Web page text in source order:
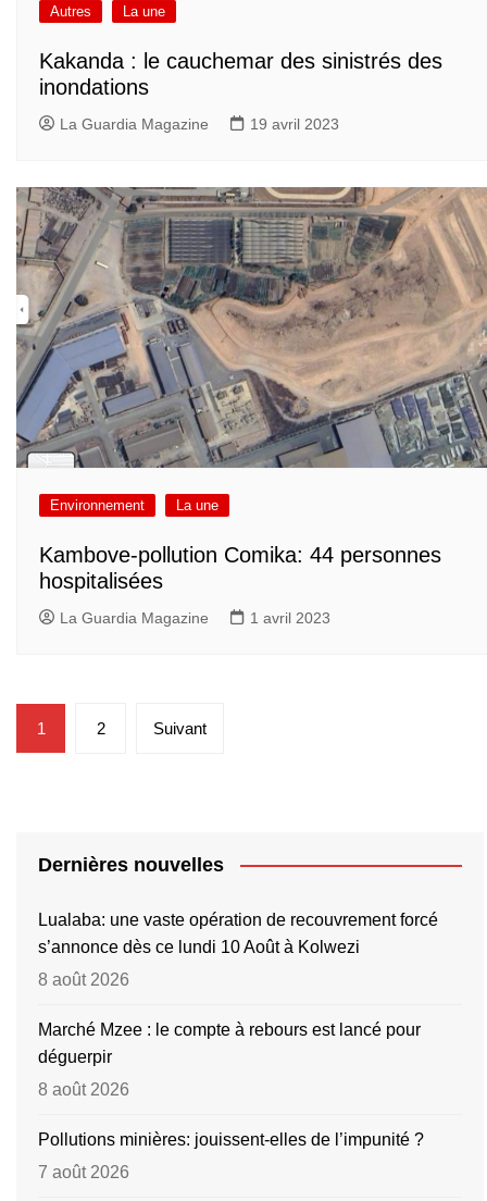
Autres La une
Kakanda : le cauchemar des sinistrés des
inondations
La Guardia Magazine 19 avril 2023
Environnement La une
Kambove-pollution Comika: 44 personnes
hospitalisées
La Guardia Magazine 1 avril 2023
Pagination
des
1 2 Suivant
Dernières nouvelles
Lualaba: une vaste opération de recouvrement forcé
s’annonce dès ce lundi 10 Août à Kolwezi
8 août 2026
Marché Mzee : le compte à rebours est lancé pour
déguerpir
8 août 2026
Pollutions minières: jouissent-elles de l’impunité ?
7 août 2026